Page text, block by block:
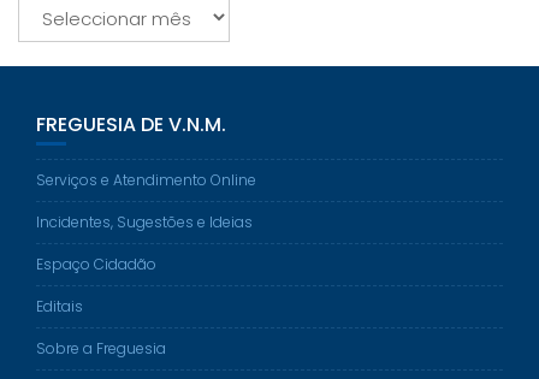
FREGUESIA DE V.N.M.
Serviços e Atendimento Online
Incidentes, Sugestões e Ideias
Espaço Cidadão
Editais
Sobre a Freguesia